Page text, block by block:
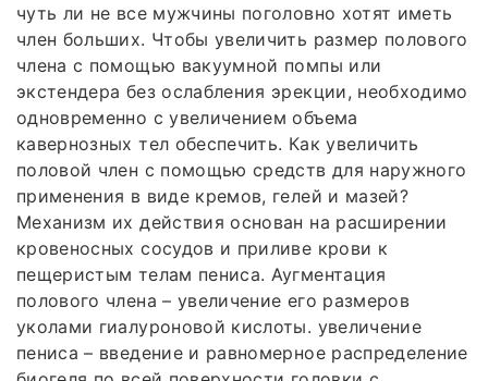
чуть ли не все мужчины поголовно хотят иметь
член больших. Чтобы увеличить размер полового
члена с помощью вакуумной помпы или
экстендера без ослабления эрекции, необходимо
одновременно с увеличением объема
кавернозных тел обеспечить. Как увеличить
половой член с помощью средств для наружного
применения в виде кремов, гелей и мазей?
Механизм их действия основан на расширении
кровеносных сосудов и приливе крови к
пещеристым телам пениса. Аугментация
полового члена – увеличение его размеров
уколами гиалуроновой кислоты. увеличение
пениса – введение и равномерное распределение